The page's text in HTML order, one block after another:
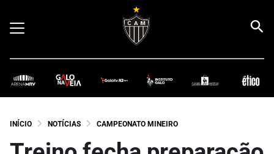
INÍCIO NOTÍCIAS CAMPEONATO MINEIRO